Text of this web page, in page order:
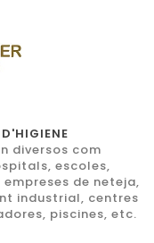
diversos com
escoles,
de neteja,
industrial, centres
piscines, etc.